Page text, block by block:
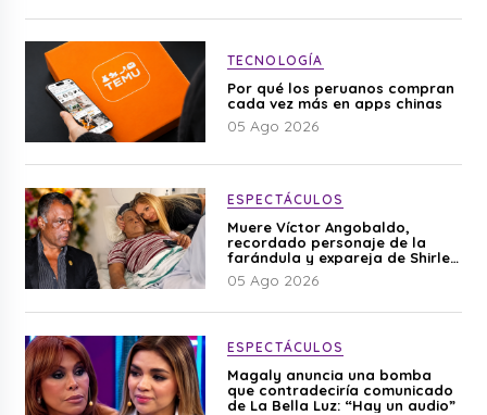
TECNOLOGÍA
Por qué los peruanos compran
cada vez más en apps chinas
05 Ago 2026
ESPECTÁCULOS
Muere Víctor Angobaldo,
recordado personaje de la
farándula y expareja de Shirley
Cherres
05 Ago 2026
ESPECTÁCULOS
Magaly anuncia una bomba
que contradeciría comunicado
de La Bella Luz: “Hay un audio”